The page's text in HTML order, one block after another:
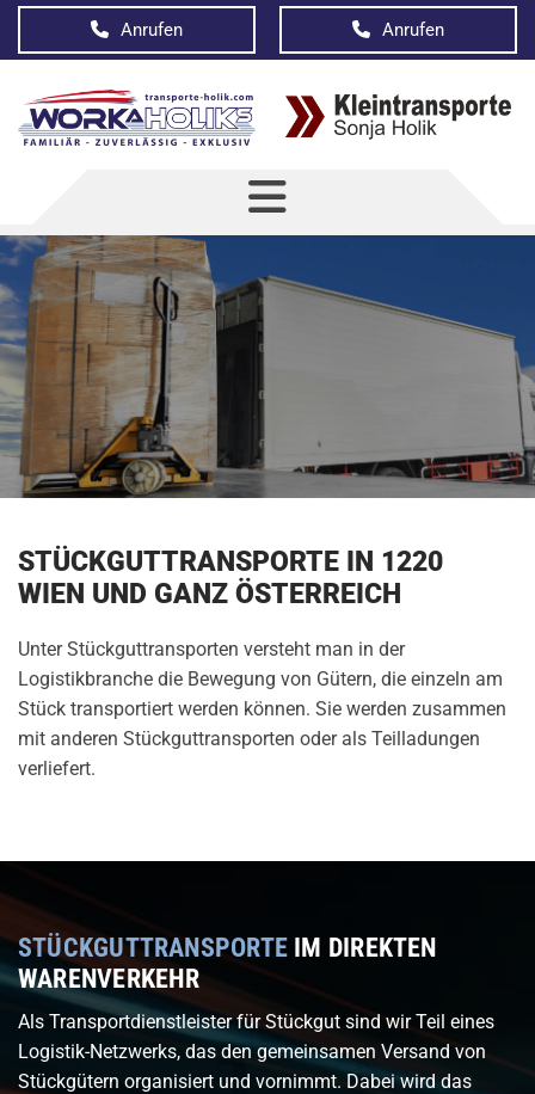
Anrufen Anrufen
STÜCKGUTTRANSPORTE IN 1220
WIEN UND GANZ ÖSTERREICH
Unter Stückguttransporten versteht man in der
Logistikbranche die Bewegung von Gütern, die einzeln am
Stück transportiert werden können. Sie werden zusammen
mit anderen Stückguttransporten oder als Teilladungen
verliefert.
STÜCKGUTTRANSPORTE IM DIREKTEN
WARENVERKEHR
Als Transportdienstleister für Stückgut sind wir Teil eines
Logistik-Netzwerks, das den gemeinsamen Versand von
Stückgütern organisiert und vornimmt. Dabei wird das